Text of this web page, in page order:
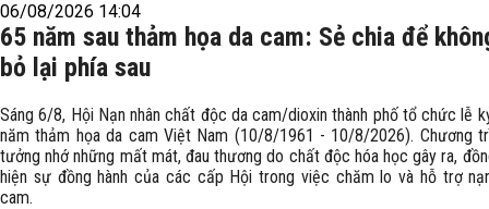
06/08/2026 14:04
65 năm sau thảm họa da cam: Sẻ chia để
bỏ lại phía sau
Sáng 6/8, Hội Nạn nhân chất độc da cam/dioxin thành phố tổ chức lễ
năm thảm họa da cam Việt Nam (10/8/1961 - 10/8/2026). Chương
tưởng nhớ những mất mát, đau thương do chất độc hóa học gây ra,
hiện sự đồng hành của các cấp Hội trong việc chăm lo và hỗ trợ
cam.